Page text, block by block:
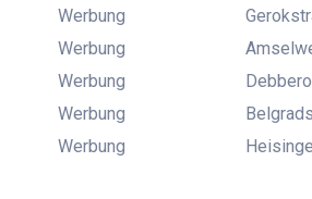
Werbung
Werbung
Werbung
Werbung
Werbung